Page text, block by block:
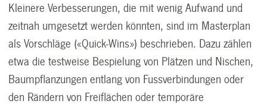
Kleinere Verbesserungen, die mit wenig Aufwand und
zeitnah umgesetzt werden könnten, sind im Masterplan
als Vorschläge («Quick-Wins») beschrieben. Dazu zählen
etwa die testweise Bespielung von Plätzen und Nischen,
Baumpflanzungen entlang von Fussverbindungen oder
den Rändern von Freiflächen oder temporäre